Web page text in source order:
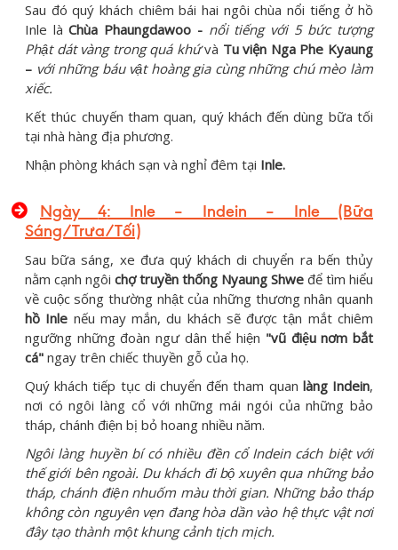
Sau đó quý khách chiêm bái hai ngôi chùa nổi tiếng ở hồ
Inle là Chùa Phaungdawoo - nổi tiếng với 5 bức tượng
Phật dát vàng trong quá khứvà Tu viện Nga Phe Kyaung
– với những báu vật hoàng gia cùng những chú mèo làm
xiếc.
Kết thúc chuyến tham quan, quý khách đến dùng bữa tối
tại nhà hàng địa phương.
Nhận phòng khách sạn và nghỉ đêm tại Inle.
Ngày4: Inle – Indein – Inle (Bữa
Sáng/Trưa/Tối)
Sau bữa sáng, xe đưa quý khách di chuyển ra bến thủy
nằm cạnh ngôi chợ truyền thống Nyaung Shwe để tìm hiểu
về cuộc sống thường nhật của những thương nhân quanh
hồ Inle nếu may mắn, du khách sẽ được tận mắt chiêm
ngưỡng những đoàn ngư dân thể hiện "vũ điệu nơm bắt
cá" ngay trên chiếc thuyền gỗ của họ.
Quý khách tiếp tục di chuyển đến tham quan làng Indein,
nơi có ngôi làng cổ với những mái ngói của những bảo
tháp, chánh điện bị bỏ hoang nhiều năm.
Ngôi làng huyền bícó nhiều đền cổ Indein cách biệt với
thế giới bên ngoài. Du khách đi bộ xuyên qua những bảo
tháp, chánh điện nhuốm màu thời gian. Những bảo tháp
không còn nguyên vẹn đang hòa dần vào hệ thực vật nơi
đây tạo thành một khung cảnh tịch mịch.